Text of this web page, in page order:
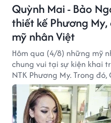
Quỳnh Mai - Bảo
thiết kế Phương
mỹ nhân Việt
Hôm qua (4/8) những mỹ
chung vui tại sự kiện khai
NTK Phương My. Trong
gây ấn tượng cho người
Face.